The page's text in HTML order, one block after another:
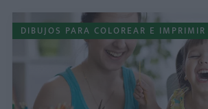
DIBUJOS PARA COLOREAR E